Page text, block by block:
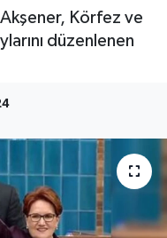
Akşener, Körfez ve
düzenlenen